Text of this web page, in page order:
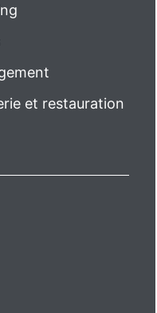
et restauration